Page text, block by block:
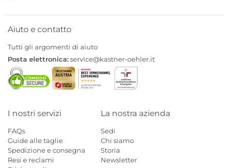
Aiuto e contatto
Tutti gli argomenti di aiuto
Posta elettronica:service@kastner-oehler.it
I nostri servizi
FAQs
Guide alle taglie
Spedizione e consegna
Resi e reclami
La nostra azienda
Sedi
Chi siamo
Storia
Newsletter